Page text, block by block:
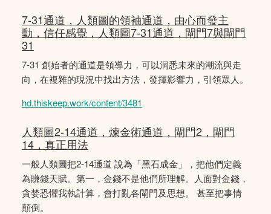
7-31通道，人類圖的領袖通道，由心而發主
動，信任感覺，人類圖7-31通道，閘門7與閘門
31
7-31 創始者的通道是領導力，可以洞悉未來的潮流與走
向，在複雜的現況中找出方法，發揮影響力，引領眾人。
hd.thiskeep.work/content/3481
人類圖2-14通道，煉金術通道，閘門2，閘門
14，真正用法
一般人類圖把2-14通道 說為「黑石成金」，把他們定義
為賺錢天賦。第一，金錢不是他們所理解。人面對金錢，
貪婪恐懼我執計算，會打亂各閘門及思想。 甚至把事情
顛倒。